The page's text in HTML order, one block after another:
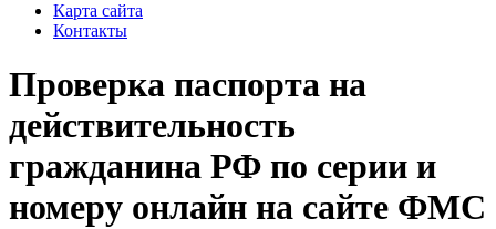
Карта сайта
Контакты
Проверка паспорта на
действительность
гражданина РФ по серии и
номеру онлайн на сайте ФМС